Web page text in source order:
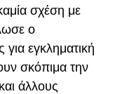
σχέση με
ο
εγκληματική
σκόπιμα την
άλλους